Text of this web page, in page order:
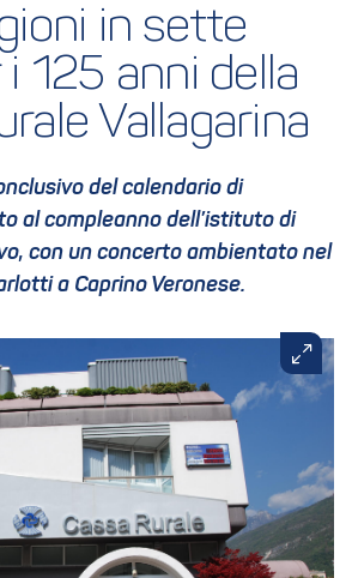
in sette
125 anni della
Vallagarina
del calendario di
al compleanno dell’istituto di
con un concerto ambientato nel
a Caprino Veronese.